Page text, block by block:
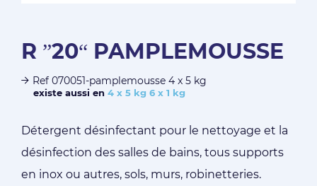
R ”20“ PAMPLEMOUSSE
Ref 070051-pamplemousse 4 x 5 kg
existe aussi en 4 x 5 kg 6 x 1 kg
Détergent désinfectant pour le nettoyage et la
désinfection des salles de bains, tous supports
en inox ou autres, sols, murs, robinetteries.